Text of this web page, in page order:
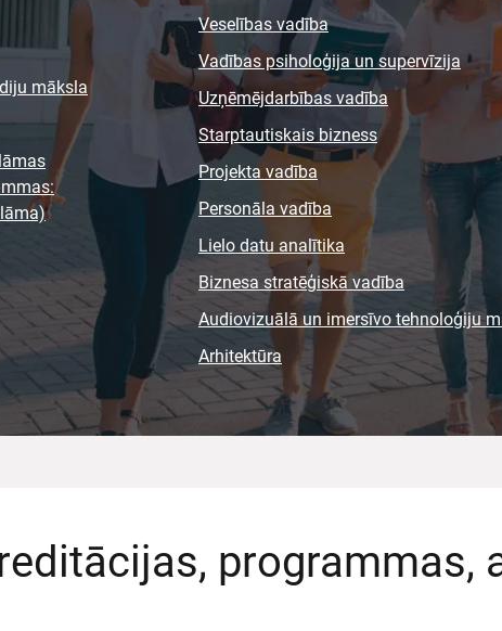
māksla
Veselības vadība
Vadības psiholoģija un supervīzija
Uzņēmējdarbības vadība
Starptautiskais bizness
Projekta vadība
Personāla vadība
Lielo datu analītika
Biznesa stratēģiskā vadība
Audiovizuālā un imersīvo tehnoloģiju
Arhitektūra
programmas,